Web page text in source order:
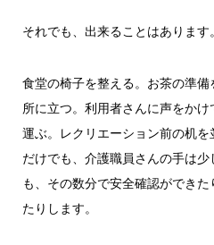
それでも、出来ることはあります。
食堂の椅子を整える。お茶の準
所に立つ。利用者さんに声をか
運ぶ。レクリエーション前の机
だけでも、介護職員さんの手は
も、その数分で安全確認ができ
たりします。